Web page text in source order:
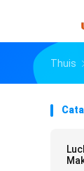
Thuis